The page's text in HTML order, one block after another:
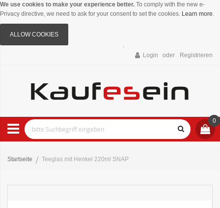
We use cookies to make your experience better. To comply with the new e-
Privacy directive, we need to ask for your consent to set the cookies. Learn more.
ALLOW COOKIES
Login Registrieren
0
Startseite Teeglas mit Henkel 220ml SNAP